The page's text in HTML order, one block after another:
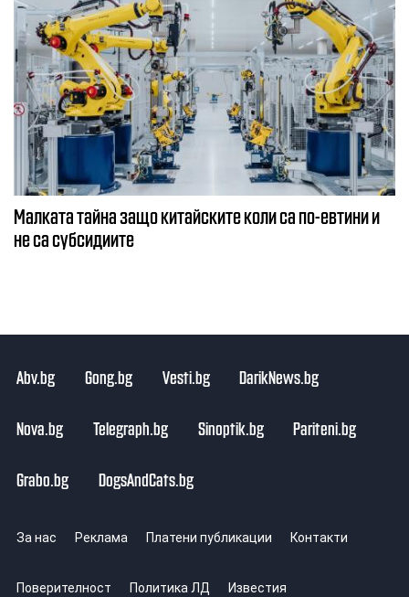
Малката тайна защо китайските коли са по-евтини и
не са субсидиите
Abv.bg Gong.bg Vesti.bg DarikNews.bg
Nova.bg Telegraph.bg Sinoptik.bg Pariteni.bg
Grabo.bg DogsAndCats.bg
За нас Реклама Платени публикации Контакти
Поверителност Политика ЛД Известия